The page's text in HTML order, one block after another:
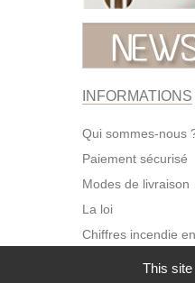
Lettre
INFORMATIONS
Qui sommes-nous
Paiement sécurisé
Modes de livraison
La loi
Chiffres incendie
Histoire du DAAF
This